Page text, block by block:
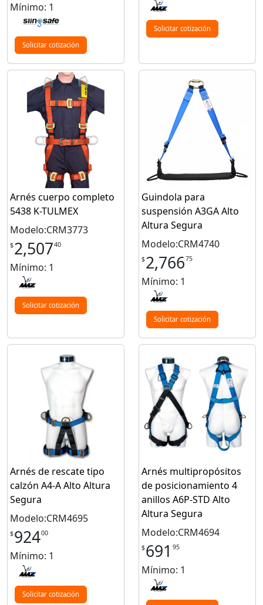
Mínimo: 1
Solicitar cotización
Solicitar cotización
Arnés cuerpo completo
5438 K-TULMEX
Modelo:CRM3773
$2,50740
Mínimo: 1
Solicitar cotización
Guindola para
suspensión A3GA Alto
Altura Segura
Modelo:CRM4740
$2,76675
Mínimo: 1
Solicitar cotización
Arnés de rescate tipo
calzón A4-A Alto Altura
Segura
Modelo:CRM4695
$92400
Mínimo: 1
Solicitar cotización
Arnés multipropósitos
de posicionamiento 4
anillos A6P-STD Alto
Altura Segura
Modelo:CRM4694
$691 95
Mínimo: 1